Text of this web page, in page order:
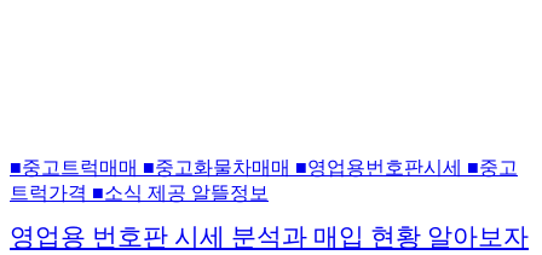
■중고트럭매매 ■중고화물차매매 ■영업용번호판시세 ■중고
트럭가격 ■소식 제공 알뜰정보
영업용 번호판 시세 분석과 매입 현황 알아보자